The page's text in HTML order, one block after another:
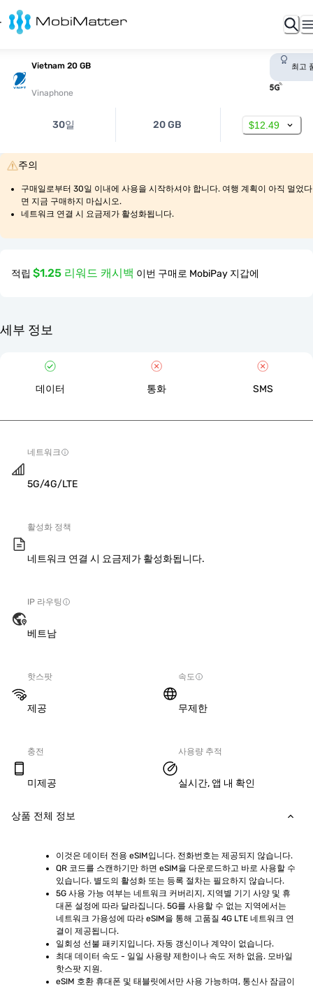
Vietnam 20 GB
Vinaphone
최고
30일 20 GB $12.49
주의
구매일로부터 30일 이내에 사용을 시작하셔야 합니다. 여행 계획이 아직 멀었다
면 지금 구매하지 마십시오.
네트워크 연결 시 요금제가 활성화됩니다.
적립 $1.25 리워드 캐시백 이번 구매로 MobiPay 지갑에
세부 정보
데이터 통화 SMS
네트워크
5G/4G/LTE
활성화 정책
네트워크 연결 시 요금제가 활성화됩니다.
IP 라우팅
베트남
핫스팟
제공
속도
무제한
충전
미제공
사용량 추적
실시간, 앱 내 확인
상품 전체 정보
이것은 데이터 전용 eSIM입니다. 전화번호는 제공되지 않습니다.
QR 코드를 스캔하기만 하면 eSIM을 다운로드하고 바로 사용할 수
있습니다. 별도의 활성화 또는 등록 절차는 필요하지 않습니다.
5G 사용 가능 여부는 네트워크 커버리지, 지역별 기기 사양 및 휴
대폰 설정에 따라 달라집니다. 5G를 사용할 수 없는 지역에서는
네트워크 가용성에 따라 eSIM을 통해 고품질 4G LTE 네트워크 연
결이 제공됩니다.
일회성 선불 패키지입니다. 자동 갱신이나 계약이 없습니다.
최대 데이터 속도 - 일일 사용량 제한이나 속도 저하 없음. 모바일
핫스팟 지원.
eSIM 호환 휴대폰 및 태블릿에서만 사용 가능하며, 통신사 잠금이